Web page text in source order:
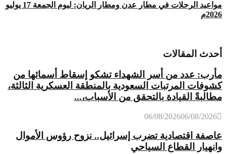
مواعيد الرحلات في مطار عدن ومطار الريان: ليوم الجمعة 17 يوليو
2026م
أحدث المقالات
مأرب: عدد من أسر الشهداء تشكو إسقاط أسمائها من
كشوفات المرتبات السعودية بالمنطقة العسكرية الثالثة،
مطالبةً القيادة بالتحقق من الأسباب،...
06/08/202606/08/2026
عاصفة اقتصادية تضرب إسرائيل.. نزوح رؤوس الأموال
وانهيار القطاع السياحي